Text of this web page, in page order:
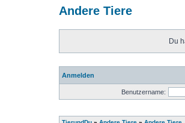
Andere Tiere
Du
Anmelden
Benutzername: